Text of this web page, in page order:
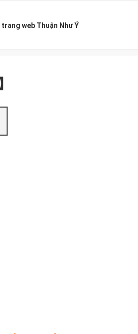
web Thuận Như Ý